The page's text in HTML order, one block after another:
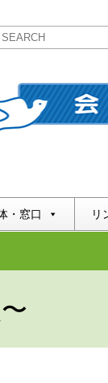
・窓口 リ